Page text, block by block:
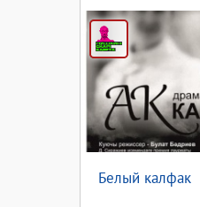
Белый калфак